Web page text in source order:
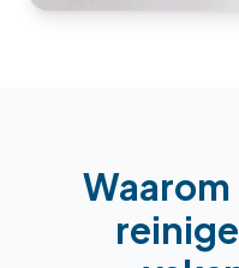
Waarom